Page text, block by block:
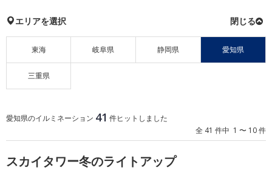
エリアを選択
東海 岐阜県 静岡県 愛知県
三重県
愛知県のイルミネーション 41 件ヒットしました
全 41 件中 1 〜 10 件
スカイタワー冬のライトアップ